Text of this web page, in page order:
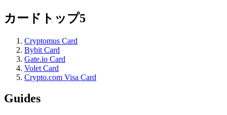
カードトップ5
Cryptomus Card
Bybit Card
Gate.io Card
Volet Card
Crypto.com Visa Card
Guides